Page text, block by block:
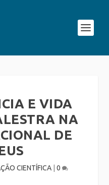
E VIDA
NA
DE
CIENTÍFICA| 0